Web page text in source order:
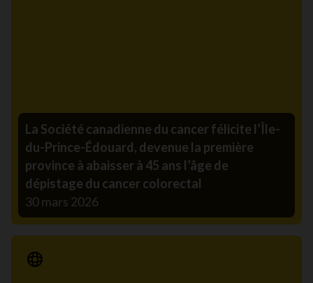
La Société canadienne du cancer félicite l’Île-
du-Prince-Édouard, devenue la première
province à abaisser à 45 ans l’âge de
dépistage du cancer colorectal
30 mars 2026
Communiqué de presse